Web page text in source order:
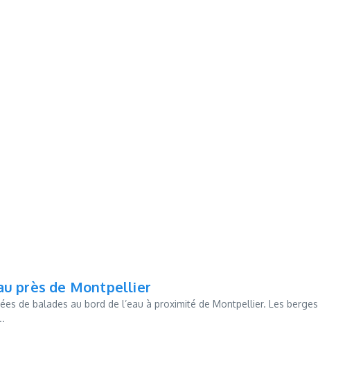
près de Montpellier
de balades au bord de l’eau à proximité de Montpellier. Les berges